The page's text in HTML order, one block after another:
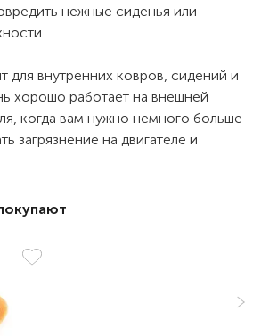
нежные сиденья или
для внутренних ковров, сидений и
хорошо работает на внешней
когда вам нужно немного больше
загрязнение на двигателе и